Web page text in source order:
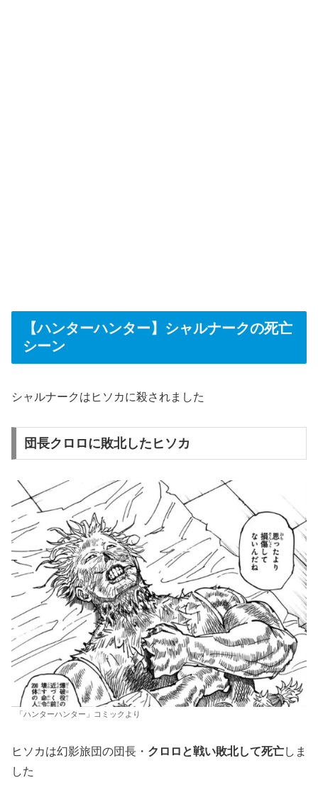
【ハンターハンター】シャルナークの死亡
シーン
シャルナークはヒソカに殺されました
団長クロロに敗北したヒソカ
「ハンターハンター」コミックより
ヒソカは幻影旅団の団長・ クロロと戦い敗北して死亡しま
した